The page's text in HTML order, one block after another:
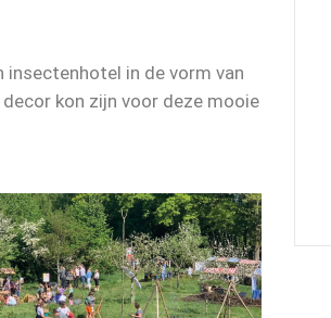
insectenhotel in de vorm van
kon zijn voor deze mooie